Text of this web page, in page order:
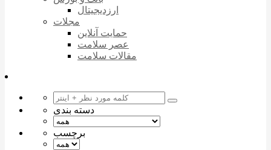
ارزدیجیتال
مجلات
حمایت آنلاین
عصر سلامت
مقالات سلامت
دسته بندی
برچسب